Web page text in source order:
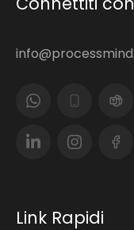
Link Rapidi